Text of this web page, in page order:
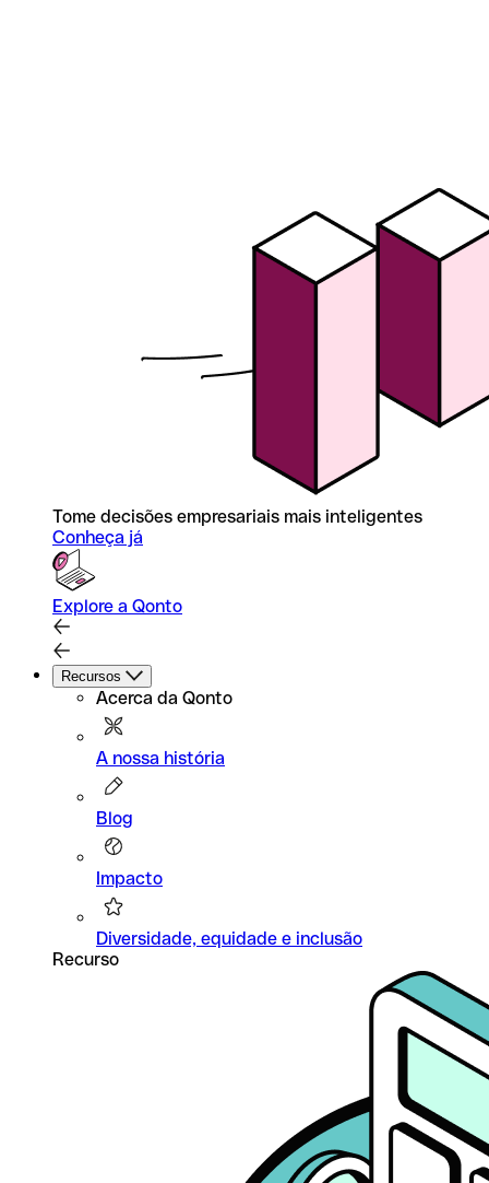
Tome decisões empresariais mais inteligentes
Conheça já
Explore a Qonto
Recursos
Acerca da Qonto
A nossa história
Blog
Impacto
Diversidade, equidade e inclusão
Recurso